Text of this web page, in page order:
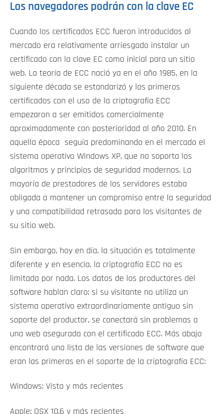
Los navegadores podrán con la clave EC
Cuando los certificados ECC fueron introducidos al
mercado era relativamente arriesgado instalar un
certificado con la clave EC como inicial para un sitio
web. La teoría de ECC nació ya en el año 1985, en la
siguiente década se estandarizó y los primeros
certificados con el uso de la criptografía ECC
empezaron a ser emitidos comercialmente
aproximadamente con posterioridad al año 2010. En
aquella época seguía predominando en el mercado el
sistema operativo Windows XP, que no soporta los
algoritmos y principios de seguridad modernos. La
mayoría de prestadores de los servidores estaba
obligada a mantener un compromiso entre la seguridad
y una compatibilidad retrasada para los visitantes de
su sitio web.
Sin embargo, hoy en día, la situación es totalmente
diferente y en esencia, la criptografía ECC no es
limitada por nada. Los datos de los productores del
software hablan claro: si su visitante no utiliza un
sistema operativo extraordinariamente antiguo sin
soporte del productor, se conectará sin problemas a
una web asegurada con el certificado ECC. Más abajo
encontrará una lista de las versiones de software que
eran las primeras en el soporte de la criptografía ECC:
Windows: Vista y más recientes
Apple: OSX 10.6 y más recientes